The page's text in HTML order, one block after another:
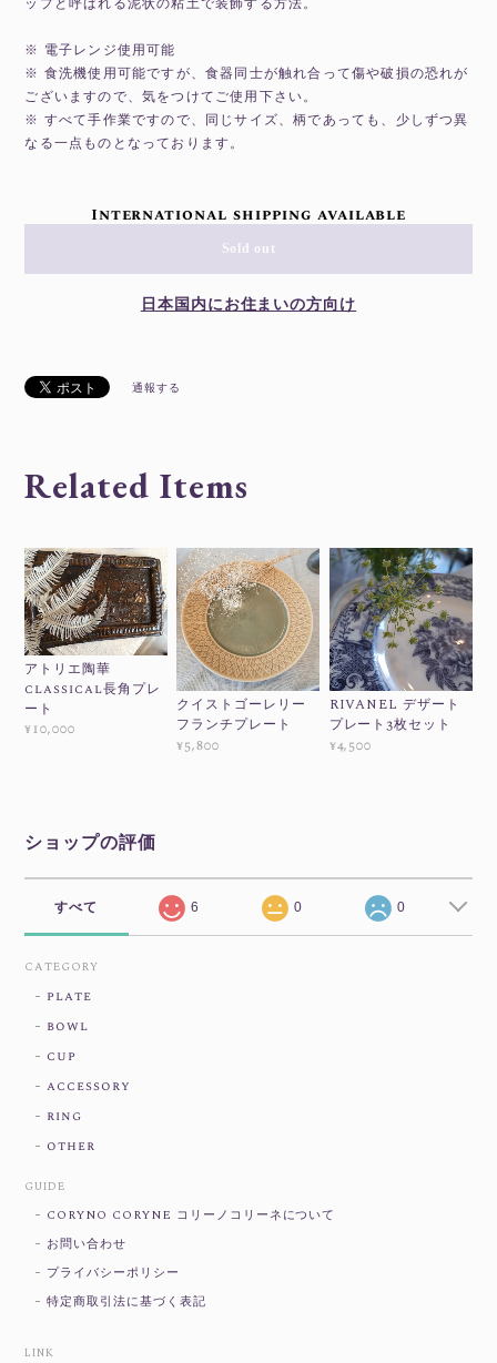
※ 電子レンジ使用可能
※ 食洗機使用可能ですが、食器同士が触れ合って傷や破損の恐れが
ございますので、気をつけてご使用下さい。
※ すべて手作業ですので、同じサイズ、柄であっても、少しずつ異
なる一点ものとなっております。
International shipping available
Sold out
日本国内にお住まいの方向け
通報する
Related Items
アトリエ陶華
classical長角プレ
ート
¥10,000
クイストゴーレリー
フランチプレート
¥5,800
RIVANEL デザート
プレート3枚セット
¥4,500
ショップの評価
すべて 6 0 0
CATEGORY
plate
bowl
cup
accessory
ring
other
GUIDE
CORYNO CORYNE コリーノコリーネについて
お問い合わせ
プライバシーポリシー
特定商取引法に基づく表記
LINK